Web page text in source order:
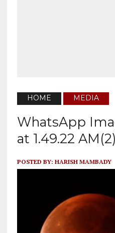
HOME MEDIA
WhatsApp
at 1.49.22 AM(2)
POSTED BY: HARISH MAMBADY